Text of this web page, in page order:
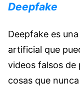
Deepfake
Deepfake es
artificial que
videos falsos de
cosas que